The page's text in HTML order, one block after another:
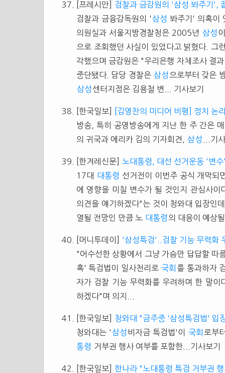
[프레시안]
검찰과 금감원의 '삼성 봐주기',
검찰과 금융감독원의 '삼성 봐주기' 의혹이
의원실과 서울지방경찰청은 2005년 삼성
으로 조회했던 사실이 있었다고 밝혔다. 그
각했으며 금감원은 "우리은행 자체조사 결
중단됐다. 담당 경찰은 삼성 으로부터 갖은
삼성 센터지점은 김용철 변... 기사보기
[한국일보]
[김영찬의 미디어 비평] 정치 논
방송, 특히 공영방송에게 지난 한 주 간은
의 귀국과 에리카 김의 기자회견, 삼성 ...기
[한겨레신문]
노대통령, 대선 선거운동 '변
17대 대통령 선거전이 이번주 공식 개막되
에 영향을 미칠 변수가 될 것인지 관심사
의견을 얘기하겠다"는 것이 청와대 입장인
열될 전망인 만큼 노 대통령 의 대응이 예상
[머니투데이]
'삼성특검'..검찰 기능 무력화
"어수선한 상황에서 그냥 가슴만 답답할 따
혹' 특검법이 일사천리로 국회 를 통과하자
자가 검찰 기능 무력화를 우려하며 한 말
하겠다"며 의지...
[한국일보]
청와대 "금주중 '삼성특검법' 입
청와대는 '삼성 비자금 특검법'이 국회 로부
통령 거부권 행사 여부를 포함한...기사보기
[한국일보] 한나라 "노대통령 특검 거부권